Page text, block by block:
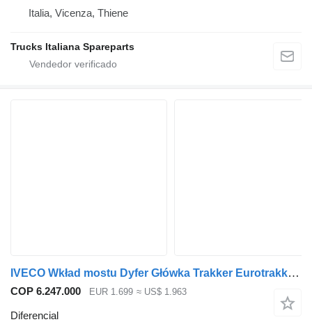
Italia, Vicenza, Thiene
Trucks Italiana Spareparts
IVECO Wkład mostu Dyfer Główka Trakker Eurotrakker Astra 27/32 3.79 R 42102383 diferencial para IVECO Wkład mostu Dyfer Główka Iveco Trakker Eurotrakker Astra 27/32 3.79 R 1,185 Differential Diff Rear Axle Head camión
COP 6.247.000 EUR 1.699 ≈ US$ 1.963
Diferencial